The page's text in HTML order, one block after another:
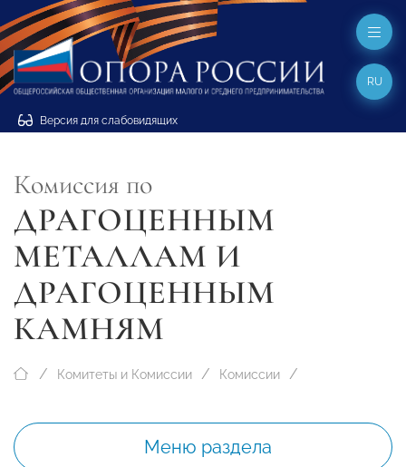
Версия для слабовидящих
RU
Комиссия по
ДРАГОЦЕННЫМ
МЕТАЛЛАМ И
ДРАГОЦЕННЫМ
КАМНЯМ
Комитеты и Комиссии Комиссии
Меню раздела